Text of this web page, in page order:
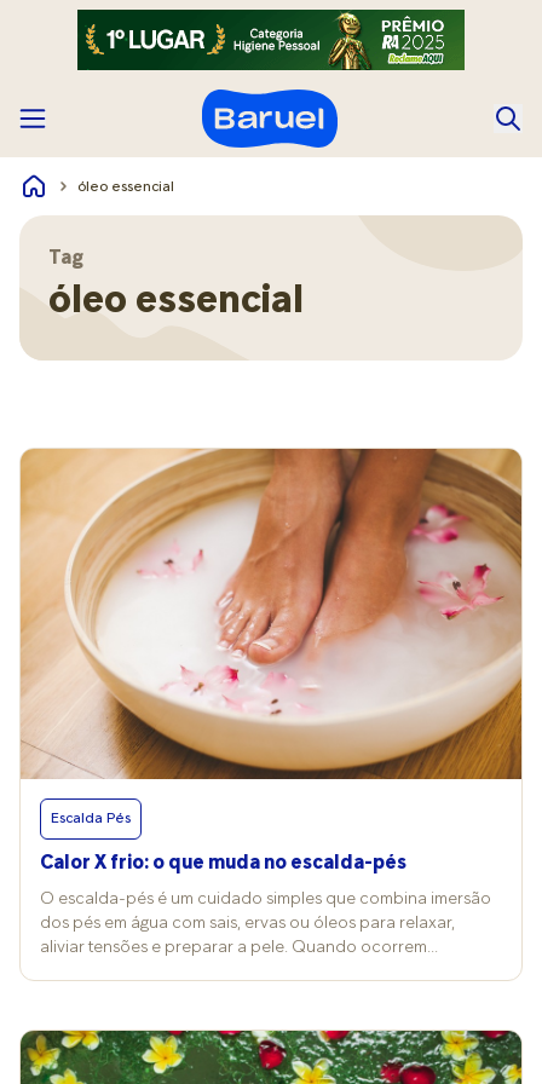
óleo essencial
Tag
óleo essencial
Escalda Pés
Calor X frio: o que muda no escalda-pés
O escalda-pés é um cuidado simples que combina imersão
dos pés em água com sais, ervas ou óleos para relaxar,
aliviar tensões e preparar a pele. Quando ocorrem
Contini, professora de Cosmetologia Clínica na FMU, explica
que a prática pode ser feita com água quente, morna ou fria,